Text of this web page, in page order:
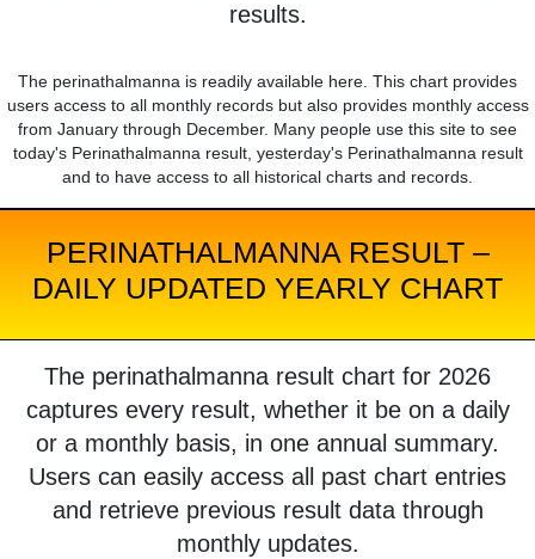
results.
The perinathalmanna is readily available here. This chart provides
users access to all monthly records but also provides monthly access
from January through December. Many people use this site to see
today's Perinathalmanna result, yesterday's Perinathalmanna result
and to have access to all historical charts and records.
PERINATHALMANNA RESULT –
DAILY UPDATED YEARLY CHART
The perinathalmanna result chart for 2026
captures every result, whether it be on a daily
or a monthly basis, in one annual summary.
Users can easily access all past chart entries
and retrieve previous result data through
monthly updates.